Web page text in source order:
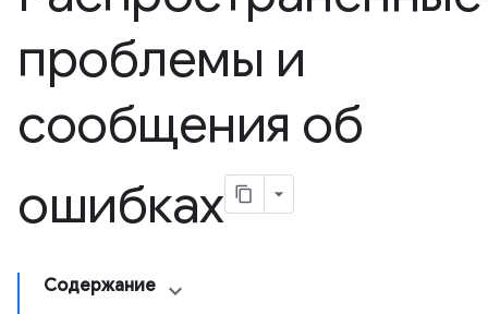
проблемы и
сообщения об
ошибках
Содержание